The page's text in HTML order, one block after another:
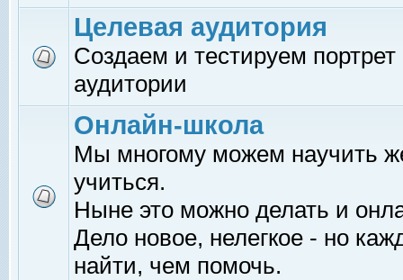
Целевая аудитория
Создаем и тестируем
аудитории
Онлайн-школа
Мы многому можем научить
учиться.
Ныне это можно делать и
Дело новое, нелегкое - но
найти, чем помочь.